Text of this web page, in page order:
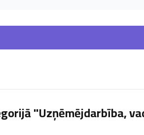
"Uzņēmējdarbība,